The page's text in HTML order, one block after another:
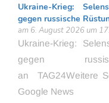
Ukraine-Krieg:
gegen russische
am 6. August 2026 um
Ukraine-Krieg:
gegen
an TAG24Weitere
Google News